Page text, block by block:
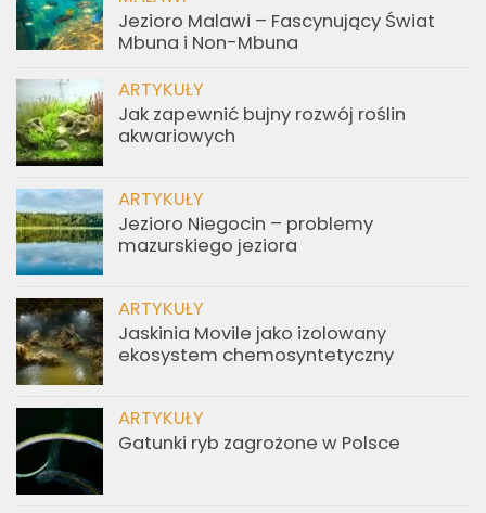
Jezioro Malawi – Fascynujący Świat
Mbuna i Non-Mbuna
ARTYKUŁY
Jak zapewnić bujny rozwój roślin
akwariowych
ARTYKUŁY
Jezioro Niegocin – problemy
mazurskiego jeziora
ARTYKUŁY
Jaskinia Movile jako izolowany
ekosystem chemosyntetyczny
ARTYKUŁY
Gatunki ryb zagrożone w Polsce